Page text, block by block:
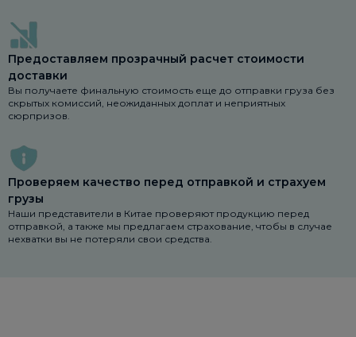
Предоставляем прозрачный расчет стоимости
доставки
Вы получаете финальную стоимость еще до отправки груза без
скрытых комиссий, неожиданных доплат и неприятных
сюрпризов.
Проверяем качество перед отправкой и страхуем
грузы
Наши представители в Китае проверяют продукцию перед
отправкой, а также мы предлагаем страхование, чтобы в случае
нехватки вы не потеряли свои средства.